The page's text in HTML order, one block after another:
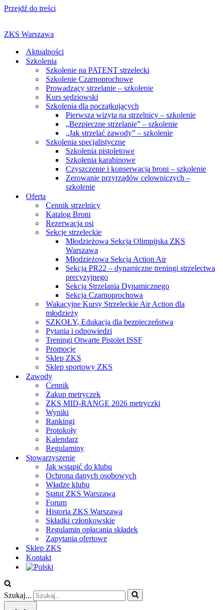
Przejdź do treści
ZKS Warszawa
Aktualności
Szkolenia
Szkolenie na PATENT strzelecki
Szkolenie Czarnoprochowe
Prowadzący strzelanie – szkolenie
Kurs sędziowski
Szkolenia dla początkujących
Pierwsza wizyta na strzelnicy – szkolenie
„Bezpieczne strzelanie” – szkolenie
„Jak strzelać zawody” – szkolenie
Szkolenia specjalistyczne
Szkolenia pistoletowe
Szkolenia karabinowe
Czyszczenie i konserwacja broni – szkolenie
Zerowanie przyrządów celowniczych –
szkolenie
Oferta
Cennik strzelnicy
Katalog Broni
Rezerwacja osi
Sekcje strzeleckie
Młodzieżowa Sekcja Olimpijska ZKS
Warszawa
Młodzieżowa Sekcja Action Air
Sekcja PR22 – dynamiczne treningi strzelectwa
precyzyjnego
Sekcja Strzelania Dynamicznego
Sekcja Czarnoprochowa
Wakacyjne Kursy Strzeleckie Air Action dla
młodzieży
SZKOŁY, Edukacja dla bezpieczeństwa
Pytania i odpowiedzi
Treningi Otwarte Pistolet ISSF
Promocje
Sklep ZKS
Sklep sportowy ZKS
Zawody
Cennik
Zakup metryczek
ZKS MID-RANGE 2026 metryczki
Wyniki
Rankingi
Protokoły
Kalendarz
Regulaminy
Stowarzyszenie
Jak wstąpić do klubu
Ochrona danych osobowych
Władze klubu
Statut ZKS Warszawa
Forum
Historia ZKS Warszawa
Składki członkowskie
Regulamin opłacania składek
Zapytania ofertowe
Sklep ZKS
Kontakt
Szukaj...